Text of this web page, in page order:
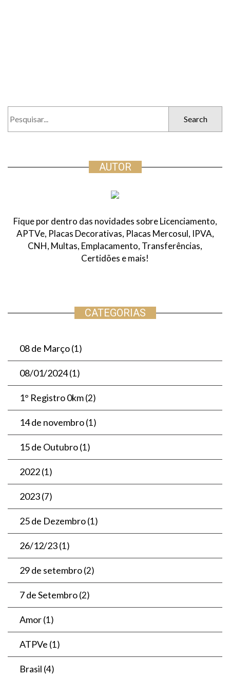
:
AUTOR
Fique por dentro das novidades sobre Licenciamento,
APTVe, Placas Decorativas, Placas Mercosul, IPVA,
CNH, Multas, Emplacamento, Transferências,
Certidões e mais!
CATEGORIAS
08 de Março(1)
08/01/2024(1)
1° Registro 0km(2)
14 de novembro(1)
15 de Outubro(1)
2022(1)
2023(7)
25 de Dezembro(1)
26/12/23(1)
29 de setembro(2)
7 de Setembro(2)
Amor(1)
ATPVe (1)
Brasil (4)